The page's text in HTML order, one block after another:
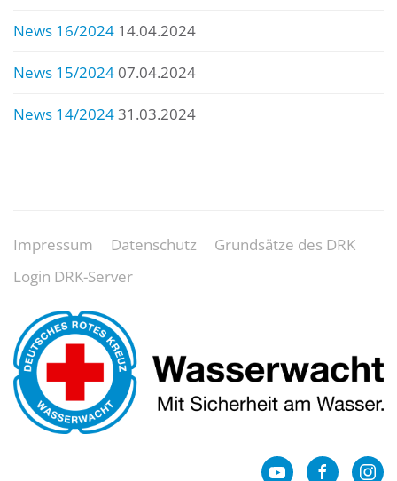
News 16/2024 14.04.2024
News 15/2024 07.04.2024
News 14/202431.03.2024
Impressum Datenschutz
Grundsätze des DRK
Login DRK-Server